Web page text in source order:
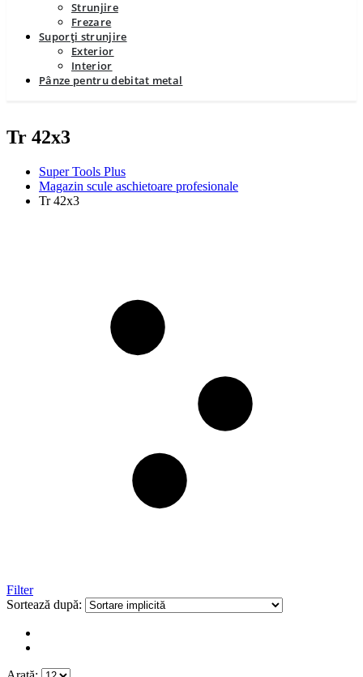
Strunjire
Frezare
Suporți strunjire
Exterior
Interior
Pânze pentru debitat metal
Tr 42x3
Super Tools Plus
Magazin scule aschietoare profesionale
Tr 42x3
Filter
Sortează după: